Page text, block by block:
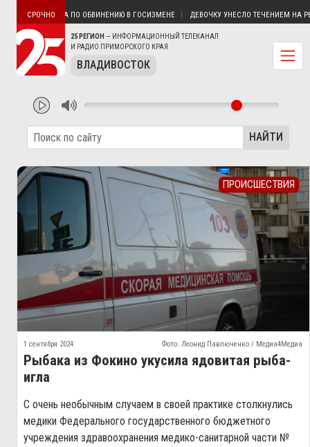
25 РЕГИОН — ИНФОРМАЦИОННЫЙ ТЕЛЕКАНАЛ
И РАДИО ПРИМОРСКОГО КРАЯ
ВЛАДИВОСТОК
СРОЧНО ПО ОБВИНЕНИЮ В ГОСИЗМЕНЕ ДЕВОЧКУ УНЕСЛО ТЕЧЕНИЕМ НА РЕКЕ
НАЙТИ
ПРОИСШЕСТВИЯ
1 сентября 2024 Фото: Леонид Павлюченко / Медиа4Медиа
Рыбака из Фокино укусила ядовитая рыба-
игла
С очень необычным случаем в своей практике столкнулись
медики Федерального государственного бюджетного
учреждения здравоохранения медико-санитарной части №